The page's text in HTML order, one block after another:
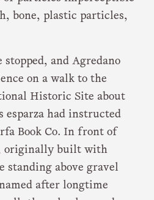
bone, plastic particles,
and Agredano
on a walk to the
Historic Site about
esparza had instructed
Book Co. In front of
originally built with
standing above gravel
after longtime